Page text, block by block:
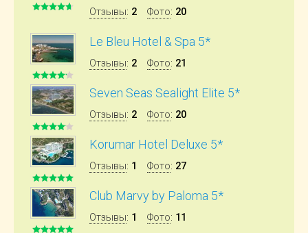
Отзывы: 2 Фото: 20
Le Bleu Hotel & Spa 5*
Отзывы: 2 Фото: 21
Seven Seas Sealight Elite 5*
Отзывы: 2 Фото: 20
Korumar Hotel Deluxe 5*
Отзывы: 1 Фото: 27
Club Marvy by Paloma 5*
Отзывы: 1 Фото: 11